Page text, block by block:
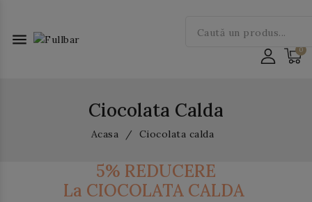
menu
Ciocolata Calda
Acasa Ciocolata calda
5% REDUCERE
La CIOCOLATA CALDA